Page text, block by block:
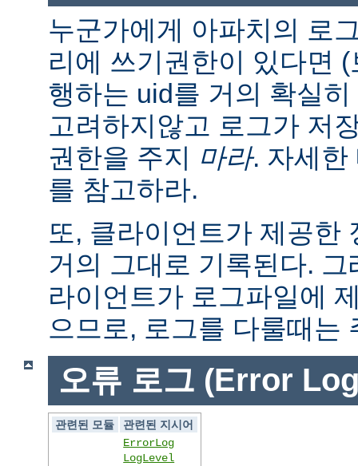
누군가에게 아파치의 로
리에 쓰기권한이 있다면
행하는 uid를 거의 확실
고려하지않고 로그가 저
권한을 주지 마라. 자세
를 참고하라.
또, 클라이언트가 제공한
거의 그대로 기록된다.
라이언트가 로그파일에
으므로, 로그를 다룰때는
오류 로그 (Error
관련된 모듈
관련된 지시어
ErrorLog
LogLevel